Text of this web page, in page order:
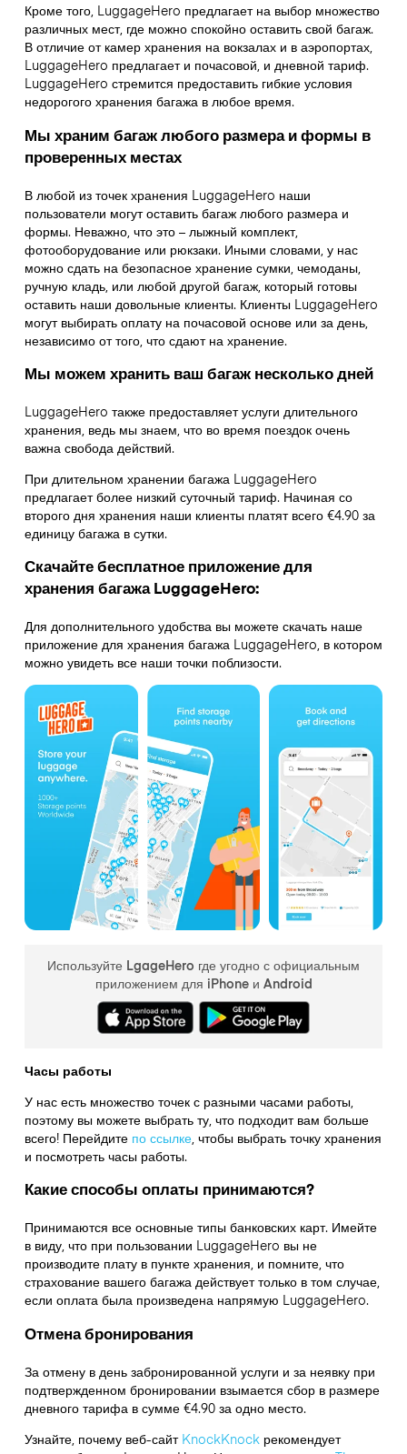
Кроме того, LuggageHero предлагает на выбор множество
различных мест, где можно спокойно оставить свой багаж.
В отличие от камер хранения на вокзалах и в аэропортах,
LuggageHero предлагает и почасовой, и дневной тариф.
LuggageHero стремится предоставить гибкие условия
недорогого хранения багажа в любое время.
Мы храним багаж любого размера и формы в
проверенных местах
В любой из точек хранения LuggageHero наши
пользователи могут оставить багаж любого размера и
формы. Неважно, что это – лыжный комплект,
фотооборудование или рюкзаки. Иными словами, у нас
можно сдать на безопасное хранение сумки, чемоданы,
ручную кладь, или любой другой багаж, который готовы
оставить наши довольные клиенты. Клиенты LuggageHero
могут выбирать оплату на почасовой основе или за день,
независимо от того, что сдают на хранение.
Мы можем хранить ваш багаж несколько дней
LuggageHero также предоставляет услуги длительного
хранения, ведь мы знаем, что во время поездок очень
важна свобода действий.
При длительном хранении багажа LuggageHero
предлагает более низкий суточный тариф. Начиная со
второго дня хранения наши клиенты платят всего €4.90 за
единицу багажа в сутки.
Скачайте бесплатное приложение для
хранения багажа LuggageHero:
Для дополнительного удобства вы можете скачать наше
приложение для хранения багажа LuggageHero, в котором
можно увидеть все наши точки поблизости.
Используйте LgageHero где угодно с официальным
приложением для iPhone и Android
Часы работы
У нас есть множество точек с разными часами работы,
поэтому вы можете выбрать ту, что подходит вам больше
всего! Перейдите по ссылке,чтобы выбрать точку хранения
и посмотреть часы работы.
Какие способы оплаты принимаются?
Принимаются все основные типы банковских карт. Имейте
в виду, что при пользовании LuggageHero вы не
производите плату в пункте хранения, и помните, что
страхование вашего багажа действует только в том случае,
если оплата была произведена напрямую LuggageHero.
Отмена бронирования
За отмену в день забронированной услуги и за неявку при
подтвержденном бронировании взымается сбор в размере
дневного тарифа в сумме €4.90 за одно место.
Узнайте, почему веб-сайт KnockKnockрекомендует